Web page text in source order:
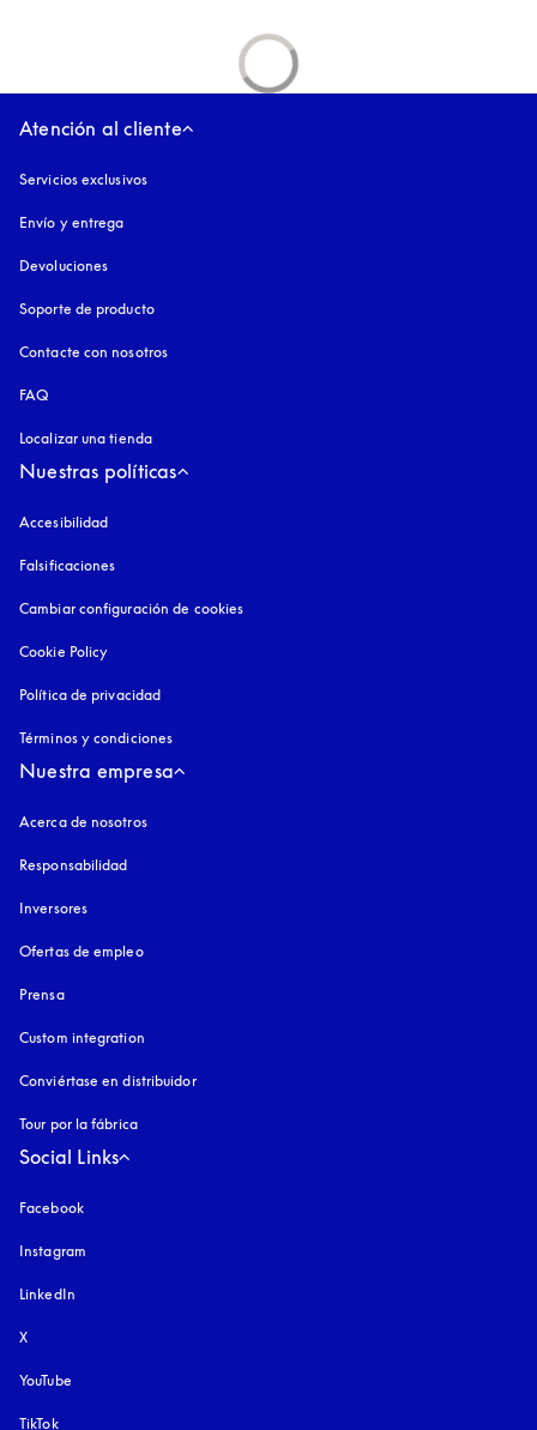
Atención al cliente
Servicios exclusivos
Envío y entrega
Devoluciones
Soporte de producto
Contacte con nosotros
FAQ
Localizar una tienda
Nuestras políticas
Accesibilidad
Falsificaciones
Cambiar configuración de cookies
Cookie Policy
Política de privacidad
Términos y condiciones
Nuestra empresa
Acerca de nosotros
Responsabilidad
Inversores
Ofertas de empleo
Prensa
Custom integration
Conviértase en distribuidor
Tour por la fábrica
Social Links
Facebook
Instagram
LinkedIn
X
YouTube
TikTok